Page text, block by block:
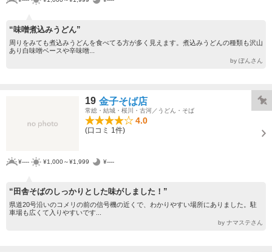
“味噌煮込みうどん”
周りをみても煮込みうどんを食べてる方が多く見えます。煮込みうどんの種類も沢山
あり白味噌ベースや辛味噌...
by ぽんさん
19 金子そば店
常総・結城・桜川・古河／うどん・そば
4.0
(口コミ 1件)
¥---- ¥1,000～¥1,999 ¥----
“田舎そばのしっかりとした味がしました！”
県道20号沿いのコメリの前の信号機の近くで、わかりやすい場所にありました。駐
車場も広くて入りやすいです...
by ナマステさん